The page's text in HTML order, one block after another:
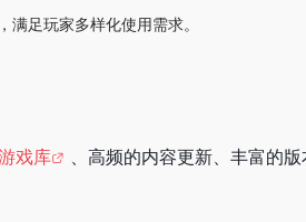
足玩家多样化使用需求。
戏库 、高频的内容更新、丰富的